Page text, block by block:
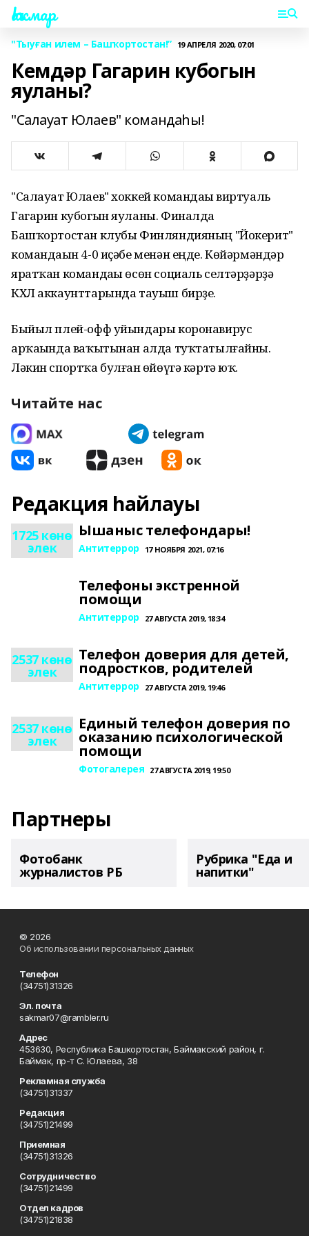
Һаҡмар
"Тыуған илем – Башҡортостан!” 19 АПРЕЛЯ 2020, 07:01
Кемдәр Гагарин кубогын
яуланы?
"Салауат Юлаев" командаһы!
"Салауат Юлаев" хоккей командаһы виртуаль
Гагарин кубогын яуланы. Финалда
Башҡортостан клубы Финляндияның "Йокерит"
командаһын 4-0 иҫәбе менән еңде. Көйәрмәндәр
яратҡан командаһы өсөн социаль селтәрҙәрҙә
КХЛ аккаунттарында тауыш бирҙе.
Быйыл плей-офф уйындары коронавирус
арҡаһында ваҡытынан алда туҡтатылғайны.
Ләкин спортҡа булған һөйөүгә кәртә юҡ.
Читайте нас
Редакция һайлауы
1725 көнө
элек
Ышаныс телефондары!
Антитеррор 17 НОЯБРЯ 2021, 07:16
Телефоны экстренной
помощи
Антитеррор 27 АВГУСТА 2019, 18:34
2537 көнө
элек
Телефон доверия для детей,
подростков, родителей
Антитеррор 27 АВГУСТА 2019, 19:46
2537 көнө
элек
Единый телефон доверия по
оказанию психологической
помощи
Фотогалерея 27 АВГУСТА 2019, 19:50
Партнеры
Фотобанк
журналистов РБ
Рубрика "Еда и
напитки"
© 2026
Об использовании персональных данных
Телефон
(34751)31326
Эл. почта
sakmar07@rambler.ru
Адрес
453630, Республика Башкортостан, Баймакский район, г.
Баймак, пр-т С. Юлаева, 38
Рекламная служба
(34751)31337
Редакция
(34751)21499
Приемная
(34751)31326
Сотрудничество
(34751)21499
Отдел кадров
(34751)21838